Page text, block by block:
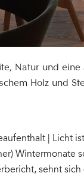
Natur und
Holz und
| Licht
Wintermonate
sehnt